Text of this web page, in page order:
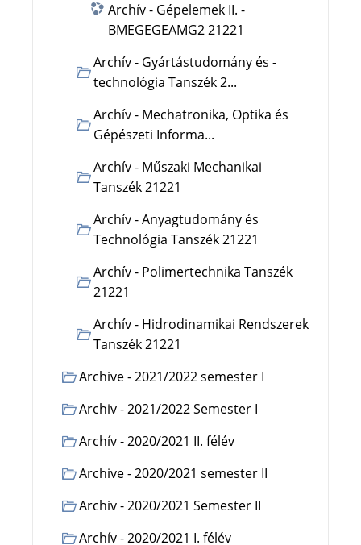
Archív - Gépelemek II. -
BMEGEGEAMG2 21221
Archív - Gyártástudomány és -
technológia Tanszék 2...
Archív - Mechatronika, Optika és
Gépészeti Informa...
Archív - Műszaki Mechanikai
Tanszék 21221
Archív - Anyagtudomány és
Technológia Tanszék 21221
Archív - Polimertechnika Tanszék
21221
Archív - Hidrodinamikai Rendszerek
Tanszék 21221
Archive - 2021/2022 semester I
Archiv - 2021/2022 Semester I
Archív - 2020/2021 II. félév
Archive - 2020/2021 semester II
Archiv - 2020/2021 Semester II
Archív - 2020/2021 I. félév